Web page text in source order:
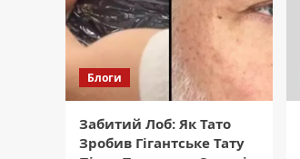
Блоги
Забитий Лоб: Як Тато
Зробив Гігантське Тату